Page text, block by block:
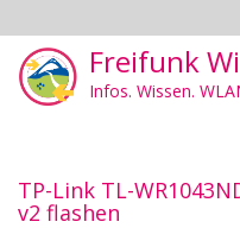
Freifunk
Infos. Wissen.
TP-Link TL-
v2 flashen